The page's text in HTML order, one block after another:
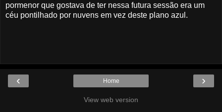
pormenor que gostava de ter nessa futura sessão era um
céu pontilhado por nuvens em vez deste plano azul.
‹ ›
Home
View web version